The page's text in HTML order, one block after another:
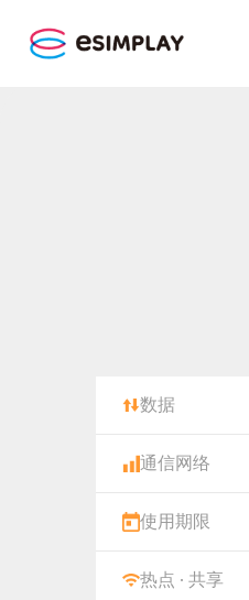
数据
通信网络
使用期限
热点 · 共享